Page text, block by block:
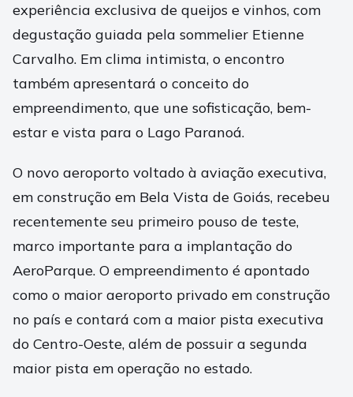
experiência exclusiva de queijos e vinhos, com
degustação guiada pela sommelier Etienne
Carvalho. Em clima intimista, o encontro
também apresentará o conceito do
empreendimento, que une sofisticação, bem-
estar e vista para o Lago Paranoá.
O novo aeroporto voltado à aviação executiva,
em construção em Bela Vista de Goiás, recebeu
recentemente seu primeiro pouso de teste,
marco importante para a implantação do
AeroParque. O empreendimento é apontado
como o maior aeroporto privado em construção
no país e contará com a maior pista executiva
do Centro-Oeste, além de possuir a segunda
maior pista em operação no estado.